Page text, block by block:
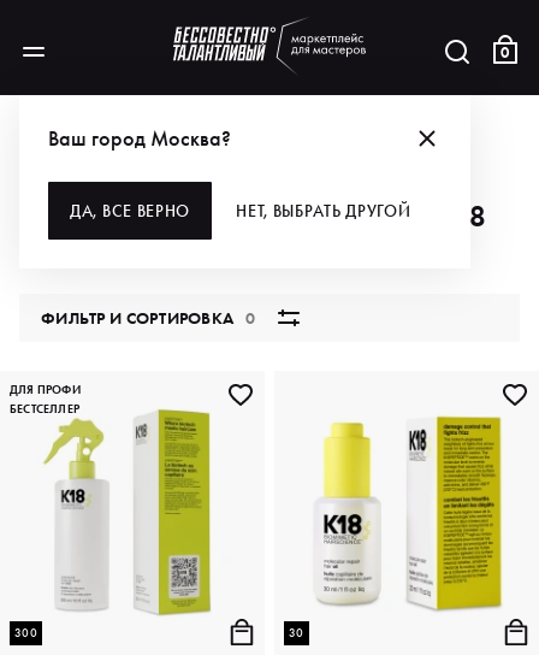
0
Ваш город Москва?
ДА, ВСЕ ВЕРНО НЕТ, ВЫБРАТЬ ДРУГОЙ
ЗАБИРАЙ ЩЕДРЫЕ 20% НА К18
ФИЛЬТР И СОРТИРОВКА0
300
ДЛЯ ПРОФИ
БЕСТСЕЛЛЕР
30